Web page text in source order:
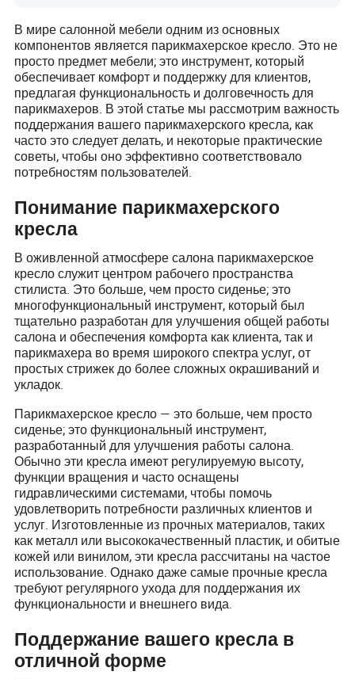
В мире салонной мебели одним из основных
компонентов является парикмахерское кресло. Это не
просто предмет мебели; это инструмент, который
обеспечивает комфорт и поддержку для клиентов,
предлагая функциональность и долговечность для
парикмахеров. В этой статье мы рассмотрим важность
поддержания вашего парикмахерского кресла, как
часто это следует делать, и некоторые практические
советы, чтобы оно эффективно соответствовало
потребностям пользователей.
Понимание парикмахерского
кресла
В оживленной атмосфере салона парикмахерское
кресло служит центром рабочего пространства
стилиста. Это больше, чем просто сиденье; это
многофункциональный инструмент, который был
тщательно разработан для улучшения общей работы
салона и обеспечения комфорта как клиента, так и
парикмахера во время широкого спектра услуг, от
простых стрижек до более сложных окрашиваний и
укладок.
Парикмахерское кресло — это больше, чем просто
сиденье; это функциональный инструмент,
разработанный для улучшения работы салона.
Обычно эти кресла имеют регулируемую высоту,
функции вращения и часто оснащены
гидравлическими системами, чтобы помочь
удовлетворить потребности различных клиентов и
услуг. Изготовленные из прочных материалов, таких
как металл или высококачественный пластик, и обитые
кожей или винилом, эти кресла рассчитаны на частое
использование. Однако даже самые прочные кресла
требуют регулярного ухода для поддержания их
функциональности и внешнего вида.
Поддержание вашего кресла в
отличной форме